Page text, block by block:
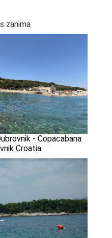
zanima
- Copacabana
Croatia